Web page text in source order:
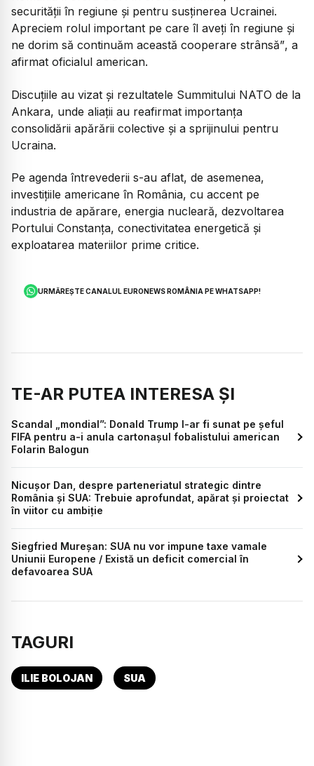
securității în regiune și pentru susținerea Ucrainei.
Apreciem rolul important pe care îl aveți în regiune și
ne dorim să continuăm această cooperare strânsă”, a
afirmat oficialul american.
Discuțiile au vizat și rezultatele Summitului NATO de la
Ankara, unde aliații au reafirmat importanța
consolidării apărării colective și a sprijinului pentru
Ucraina.
Pe agenda întrevederii s-au aflat, de asemenea,
investițiile americane în România, cu accent pe
industria de apărare, energia nucleară, dezvoltarea
Portului Constanța, conectivitatea energetică și
exploatarea materiilor prime critice.
URMĂREȘTE CANALUL EURONEWS ROMÂNIA PE WHATSAPP!
TE-AR PUTEA INTERESA ȘI
Scandal „mondial”: Donald Trump l-ar fi sunat pe șeful
FIFA pentru a-i anula cartonașul fobalistului american
Folarin Balogun
Nicușor Dan, despre parteneriatul strategic dintre
România și SUA: Trebuie aprofundat, apărat și proiectat
în viitor cu ambiție
Siegfried Mureșan: SUA nu vor impune taxe vamale
Uniunii Europene / Există un deficit comercial în
defavoarea SUA
TAGURI
ILIE BOLOJAN SUA